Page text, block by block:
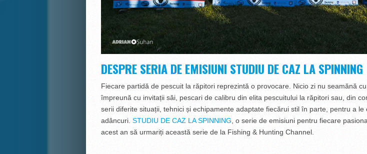
DESPRE SERIA DE EMISIUNI STUDIU DE CAZ LA SPINNING
Fiecare partidă de pescuit la răpitori reprezintă o provocare. Nicio zi nu seamănă
împreună cu invitații săi, pescari de calibru din elita pescuitului la răpitori sau, din
serii diferite situații, tehnici și echipamente adaptate fiecărui stil în parte, pentru a
adâncuri.STUDIU DE CAZ LA SPINNING , o serie de emisiuni pentru fiecare
acest an să urmariți această serie de la Fishing & Hunting Channel.